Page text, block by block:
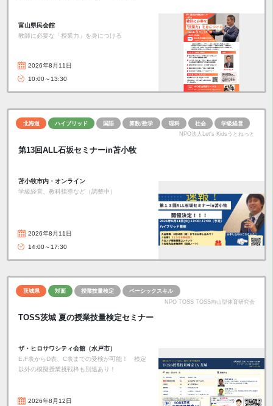
富山県民会館
教師に必要な「授業力」を身につける
2026年8月11日
10:00～13:30
北海道 ハイブリッド 国語 算数/数学 理科 社会
学級経営
NPO法人Let's Kidsうとねっと
第13回ALL石坂セミナーin苫小牧
苫小牧市内・オンライン
学級経営、教科指導など（調整中）
2026年8月11日
14:00～17:30
茨城県 対面 授業技量検定
ベーシックスキル
NPO TOSS TOSS向山型体育研究会
TOSS茨城 夏の授業技量検定セミナー
ザ・ヒロサワシティ会館（水戸市）
E,F表からD表、C表までの受検が可能！ 検定
以外の模擬授業挑戦枠も別途あり！
2026年8月12日